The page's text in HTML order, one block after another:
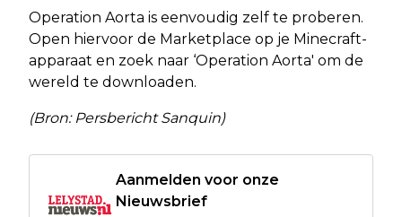
Operation Aorta is eenvoudig zelf te proberen.
Open hiervoor de Marketplace op je Minecraft-
apparaat en zoek naar ‘Operation Aorta' om de
wereld te downloaden.
(Bron: Persbericht Sanquin)
Aanmelden voor onze
Nieuwsbrief